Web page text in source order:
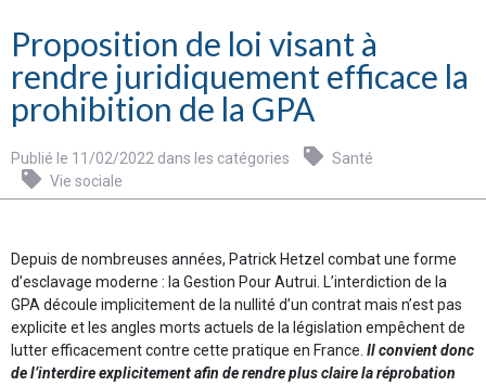
Proposition de loi visant à
rendre juridiquement efficace la
prohibition de la GPA
Publié le 11/02/2022 dans les catégories
Santé
Vie sociale
Depuis de nombreuses années, Patrick Hetzel combat une forme
d’esclavage moderne : la Gestion Pour Autrui. L’interdiction de la
GPA découle implicitement de la nullité d’un contrat mais n’est pas
explicite et les angles morts actuels de la législation empêchent de
lutter efficacement contre cette pratique en France. Il convient donc
de l’interdire explicitement afin de rendre plus claire la réprobation